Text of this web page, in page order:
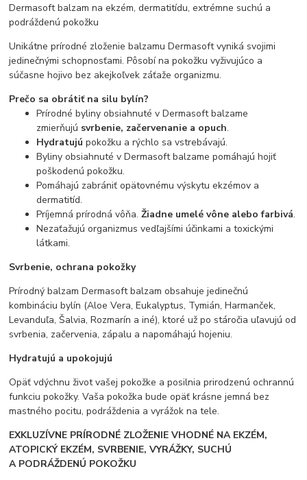
Dermasoft balzam na ekzém, dermatitídu, extrémne suchú a
podráždenú pokožku
Unikátne prírodné zloženie balzamu Dermasoft vyniká svojimi
jedinečnými schopnosťami. Pôsobí na pokožku vyživujúco a
súčasne hojivo bez akejkoľvek záťaže organizmu.
Prečo sa obrátiť na silu bylín?
Prírodné byliny obsiahnuté v Dermasoft balzame
zmierňujú svrbenie, začervenanie a opuch.
Hydratujú pokožku a rýchlo sa vstrebávajú.
Byliny obsiahnuté v Dermasoft balzame pomáhajú hojiť
poškodenú pokožku.
Pomáhajú zabrániť opätovnému výskytu ekzémov a
dermatitíd.
Príjemná prírodná vôňa.Žiadne umelé vône alebo farbivá.
Nezaťažujú organizmus vedľajšími účinkami a toxickými
látkami.
Svrbenie, ochrana pokožky
Prírodný balzam Dermasoft balzam obsahuje jedinečnú
kombináciu bylín (Aloe Vera, Eukalyptus, Tymián, Harmanček,
Levanduľa, Šalvia, Rozmarín a iné), ktoré už po stáročia uľavujú od
svrbenia, začervenia, zápalu a napomáhajú hojeniu.
Hydratujú a upokojujú
Opäť vdýchnu život vašej pokožke a posilnia prirodzenú ochrannú
funkciu pokožky. Vaša pokožka bude opäť krásne jemná bez
mastného pocitu, podráždenia a vyrážok na tele.
EXKLUZÍVNE PRÍRODNÉ ZLOŽENIE VHODNÉ NA EKZÉM,
ATOPICKÝ EKZÉM, SVRBENIE, VYRÁŽKY, SUCHÚ
A PODRÁŽDENÚ POKOŽKU